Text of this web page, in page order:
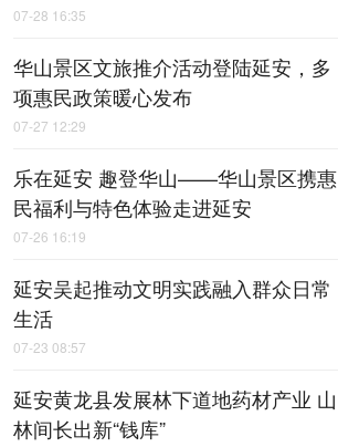
07-28 16:35
华山景区文旅推介活动登陆延安，多
项惠民政策暖心发布
07-27 12:29
乐在延安 趣登华山——华山景区携惠
民福利与特色体验走进延安
07-26 16:19
延安吴起推动文明实践融入群众日常
生活
07-23 08:57
延安黄龙县发展林下道地药材产业 山
林间长出新“钱库”